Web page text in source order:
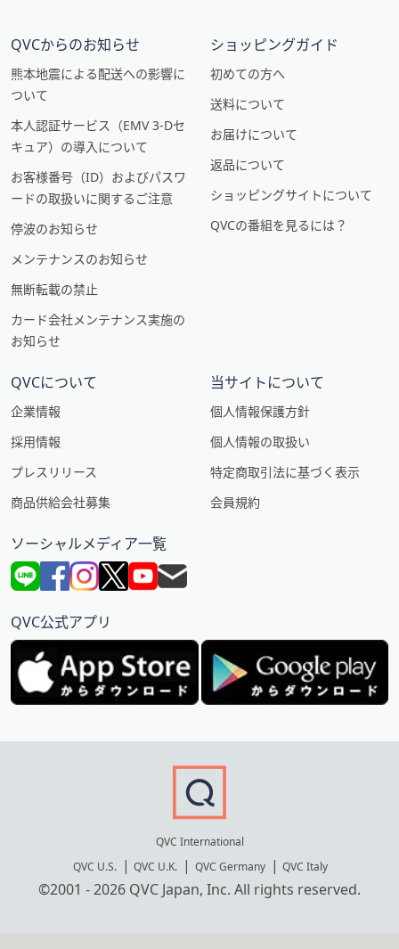
QVCからのお知らせ
熊本地震による配送への影響に
ついて
本人認証サービス（EMV 3-Dセ
キュア）の導入について
お客様番号（ID）およびパスワ
ードの取扱いに関するご注意
停波のお知らせ
メンテナンスのお知らせ
無断転載の禁止
カード会社メンテナンス実施の
お知らせ
ショッピングガイド
初めての方へ
送料について
お届けについて
返品について
ショッピングサイトについて
QVCの番組を見るには？
QVCについて
企業情報
採用情報
プレスリリース
商品供給会社募集
当サイトについて
個人情報保護方針
個人情報の取扱い
特定商取引法に基づく表示
会員規約
ソーシャルメディア一覧
QVC公式アプリ
QVC International
QVC U.S.
QVC U.K. QVC Germany QVC Italy
©2001 - 2026 QVC Japan, Inc. All rights reserved.